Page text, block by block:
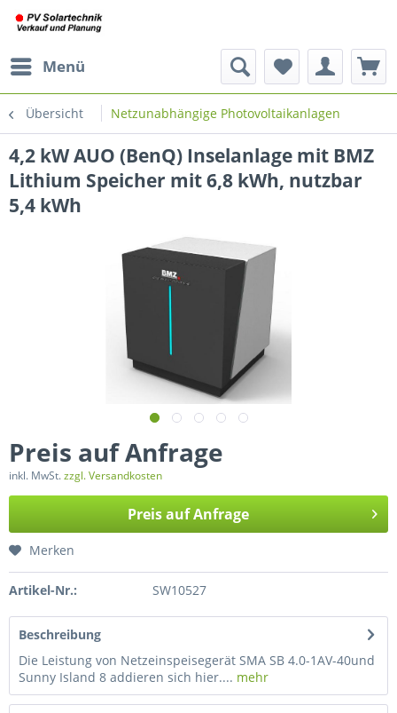
Menü
Übersicht Netzunabhängige Photovoltaikanlagen
4,2 kW AUO (BenQ) Inselanlage mit BMZ
Lithium Speicher mit 6,8 kWh, nutzbar
5,4 kWh
Preis auf Anfrage
inkl. MwSt.zzgl. Versandkosten
Preis auf Anfrage
Merken
Artikel-Nr.: SW10527
Beschreibung
Die Leistung von Netzeinspeisegerät SMA SB 4.0-1AV-40und
Sunny Island 8 addieren sich hier.... mehr